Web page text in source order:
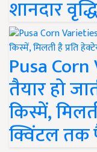
शानदार
Pusa
तैयार हो
किस्में,
क्विंटल तक